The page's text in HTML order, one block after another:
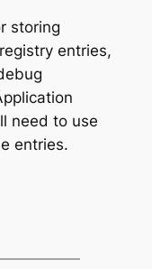
storing
entries,
need to use
entries.